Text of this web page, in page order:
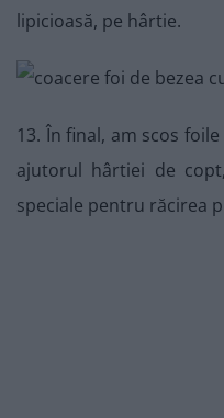
lipicioasă, pe hârtie.
13. În final, am scos
ajutorul hârtiei de
speciale pentru răcirea